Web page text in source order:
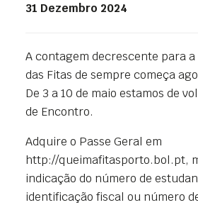
31 Dezembro 2024
A contagem decrescente para
das Fitas de sempre começa
De 3 a 10 de maio estamos de
de Encontro.
Adquire o Passe Geral em
http://queimafitasporto.bol.pt,
indicação do número de
identificação fiscal ou número